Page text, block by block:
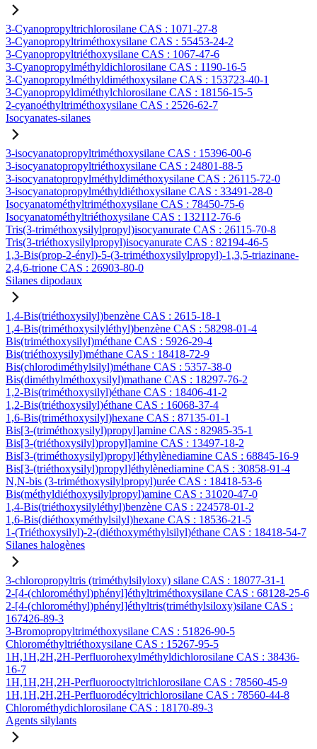
3-Cyanopropyltrichlorosilane CAS : 1071-27-8
3-Cyanopropyltriméthoxysilane CAS : 55453-24-2
3-Cyanopropyltriéthoxysilane CAS : 1067-47-6
3-Cyanopropylméthyldichlorosilane CAS : 1190-16-5
3-Cyanopropylméthyldiméthoxysilane CAS : 153723-40-1
3-Cyanopropyldiméthylchlorosilane CAS : 18156-15-5
2-cyanoéthyltriméthoxysilane CAS : 2526-62-7
Isocyanates-silanes
3-isocyanatopropyltriméthoxysilane CAS : 15396-00-6
3-isocyanatopropyltriéthoxysilane CAS : 24801-88-5
3-isocyanatopropylméthyldiméthoxysilane CAS : 26115-72-0
3-isocyanatopropylméthyldiéthoxysilane CAS : 33491-28-0
Isocyanatométhyltriméthoxysilane CAS : 78450-75-6
Isocyanatométhyltriéthoxysilane CAS : 132112-76-6
Tris(3-triméthoxysilylpropyl)isocyanurate CAS : 26115-70-8
Tris(3-triéthoxysilylpropyl)isocyanurate CAS : 82194-46-5
1,3-Bis(prop-2-ényl)-5-(3-triméthoxysilylpropyl)-1,3,5-triazinane-
2,4,6-trione CAS : 26903-80-0
Silanes dipodaux
1,4-Bis(triéthoxysilyl)benzène CAS : 2615-18-1
1,4-Bis(triméthoxysilyléthyl)benzène CAS : 58298-01-4
Bis(triméthoxysilyl)méthane CAS : 5926-29-4
Bis(triéthoxysilyl)méthane CAS : 18418-72-9
Bis(chlorodiméthylsilyl)méthane CAS : 5357-38-0
Bis(diméthylméthoxysilyl)mathane CAS : 18297-76-2
1,2-Bis(triméthoxysilyl)éthane CAS : 18406-41-2
1,2-Bis(triéthoxysilyl)éthane CAS : 16068-37-4
1,6-Bis(triméthoxysilyl)hexane CAS : 87135-01-1
Bis[3-(triméthoxysilyl)propyl]amine CAS : 82985-35-1
Bis[3-(triéthoxysilyl)propyl]amine CAS : 13497-18-2
Bis[3-(triméthoxysilyl)propyl]éthylènediamine CAS : 68845-16-9
Bis[3-(triéthoxysilyl)propyl]éthylènediamine CAS : 30858-91-4
N,N-bis (3-triméthoxysilylpropyl)urée CAS : 18418-53-6
Bis(méthyldiéthoxysilylpropyl)amine CAS : 31020-47-0
1,4-Bis(triéthoxysilyléthyl)benzène CAS : 224578-01-2
1,6-Bis(diéthoxyméthylsilyl)hexane CAS : 18536-21-5
1-(Triéthoxysilyl)-2-(diéthoxyméthylsilyl)éthane CAS : 18418-54-7
Silanes halogènes
3-chloropropyltris (triméthylsilyloxy) silane CAS : 18077-31-1
2-[4-(chlorométhyl)phényl]éthyltriméthoxysilane CAS : 68128-25-6
2-[4-(chlorométhyl)phényl]éthyltris(triméthylsiloxy)silane CAS :
167426-89-3
3-Bromopropyltriméthoxysilane CAS : 51826-90-5
Chlorométhyltriéthoxysilane CAS : 15267-95-5
1H,1H,2H,2H-Perfluorohexylméthyldichlorosilane CAS : 38436-
16-7
1H,1H,2H,2H-Perfluorooctyltrichlorosilane CAS : 78560-45-9
1H,1H,2H,2H-Perfluorodécyltrichlorosilane CAS : 78560-44-8
Chlorométhydichlorosilane CAS : 18170-89-3
Agents silylants